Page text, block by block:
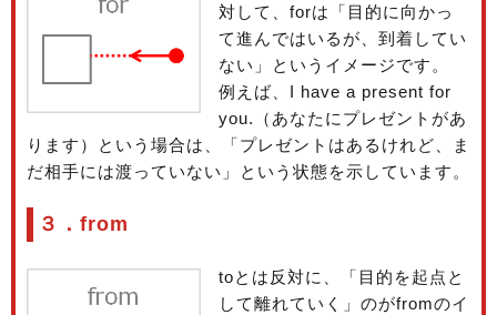
対して、forは「目的に向かっ
て進んではいるが、到着してい
ない」というイメージです。
例えば、I have a present for
you.（あなたにプレゼントがあ
ります）という場合は、「プレゼントはあるけれど、ま
だ相手には渡っていない」という状態を示しています。
３．from
toとは反対に、「目的を起点と
して離れていく」のがfromのイ